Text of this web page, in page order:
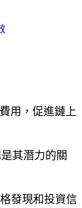
用，促進鏈上
其潛力的關
發現和投資信